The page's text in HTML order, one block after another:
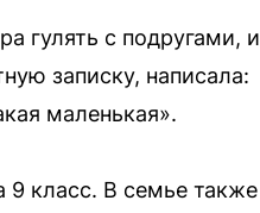
гулять с подругами, и
записку, написала:
маленькая».
9 класс. В семье также